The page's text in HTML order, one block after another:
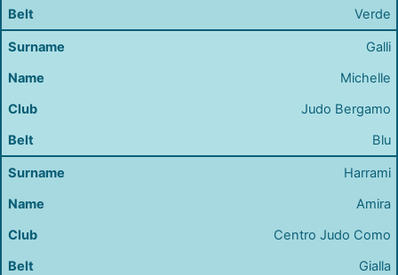
Verde
Galli
Michelle
Judo Bergamo
Blu
Harrami
Amira
Centro Judo Como
Gialla